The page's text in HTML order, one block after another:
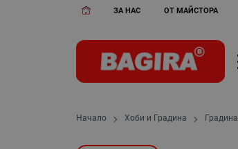
ЗА НАС ОТ МАЙСТОРА
Начало Хоби и Градина Градина